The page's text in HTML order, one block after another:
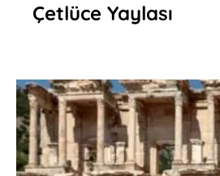
Çetlüce Yaylası